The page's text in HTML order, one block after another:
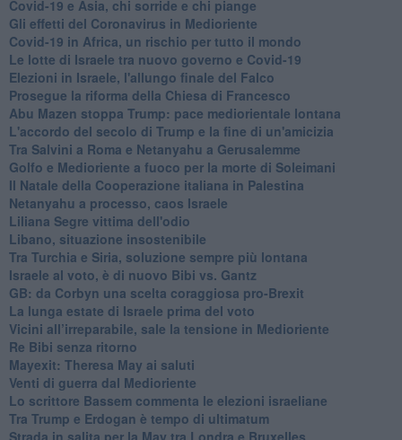
Covid-19 e Asia, chi sorride e chi piange
Gli effetti del Coronavirus in Medioriente
Covid-19 in Africa, un rischio per tutto il mondo
Le lotte di Israele tra nuovo governo e Covid-19
Elezioni in Israele, l'allungo finale del Falco
Prosegue la riforma della Chiesa di Francesco
Abu Mazen stoppa Trump: pace mediorientale lontana
L'accordo del secolo di Trump e la fine di un'amicizia
Tra Salvini a Roma e Netanyahu a Gerusalemme
Golfo e Medioriente a fuoco per la morte di Soleimani
Il Natale della Cooperazione italiana in Palestina
Netanyahu a processo, caos Israele
Liliana Segre vittima dell'odio
Libano, situazione insostenibile
Tra Turchia e Siria, soluzione sempre più lontana
Israele al voto, è di nuovo Bibi vs. Gantz
GB: da Corbyn una scelta coraggiosa pro-Brexit
La lunga estate di Israele prima del voto
Vicini all’irreparabile, sale la tensione in Medioriente
Re Bibi senza ritorno
Mayexit: Theresa May ai saluti
Venti di guerra dal Medioriente
Lo scrittore Bassem commenta le elezioni israeliane
Tra Trump e Erdogan è tempo di ultimatum
Strada in salita per la May tra Londra e Bruxelles